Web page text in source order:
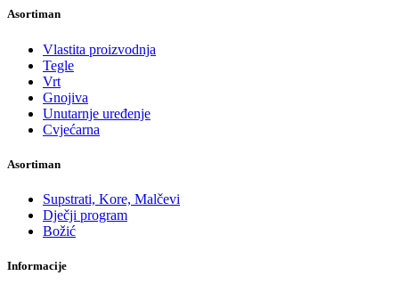
Asortiman
Vlastita proizvodnja
Tegle
Vrt
Gnojiva
Unutarnje uređenje
Cvjećarna
Asortiman
Supstrati, Kore, Malčevi
Dječji program
Božić
Informacije